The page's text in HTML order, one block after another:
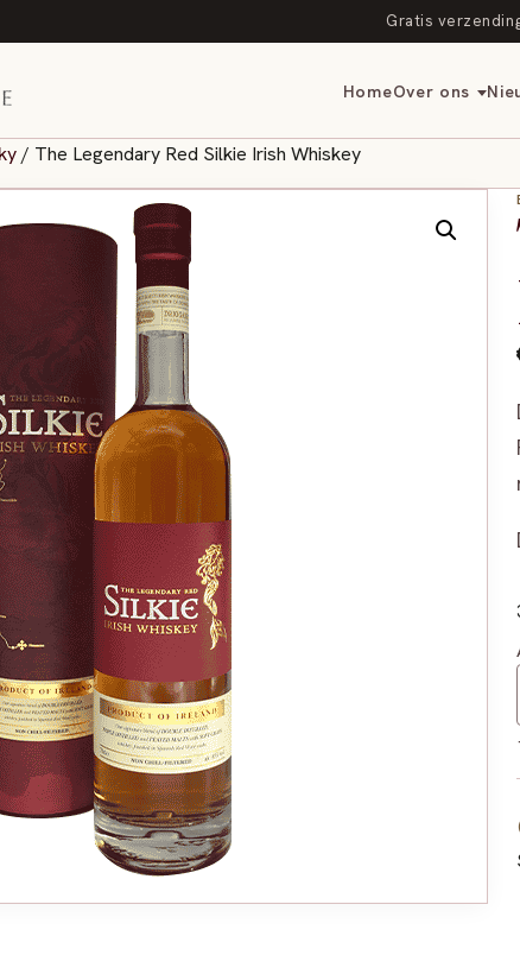
Gratis
HomeOver ons
/ The Legendary Red Silkie Irish Whiskey